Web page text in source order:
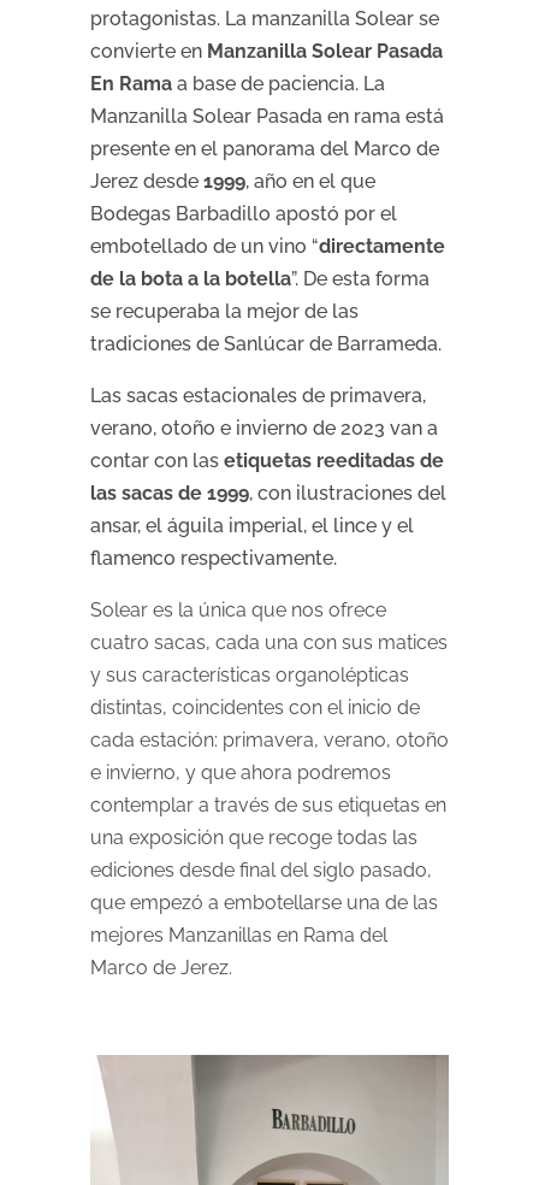
protagonistas. La manzanilla Solear se
convierte en Manzanilla Solear Pasada
En Rama a base de paciencia. La
Manzanilla Solear Pasada en rama está
presente en el panorama del Marco de
Jerez desde 1999, año en el que
Bodegas Barbadillo apostó por el
embotellado de un vino “directamente
de la bota a la botella”. De esta forma
se recuperaba la mejor de las
tradiciones de Sanlúcar de Barrameda.
Las sacas estacionales de primavera,
verano, otoño e invierno de 2023 van a
contar con las etiquetas reeditadas de
las sacas de 1999, con ilustraciones del
ansar, el águila imperial, el lince y el
flamenco respectivamente.
Solear es la única que nos ofrece
cuatro sacas, cada una con sus matices
y sus características organolépticas
distintas, coincidentes con el inicio de
cada estación: primavera, verano, otoño
e invierno, y que ahora podremos
contemplar a través de sus etiquetas en
una exposición que recoge todas las
ediciones desde final del siglo pasado,
que empezó a embotellarse una de las
mejores Manzanillas en Rama del
Marco de Jerez.